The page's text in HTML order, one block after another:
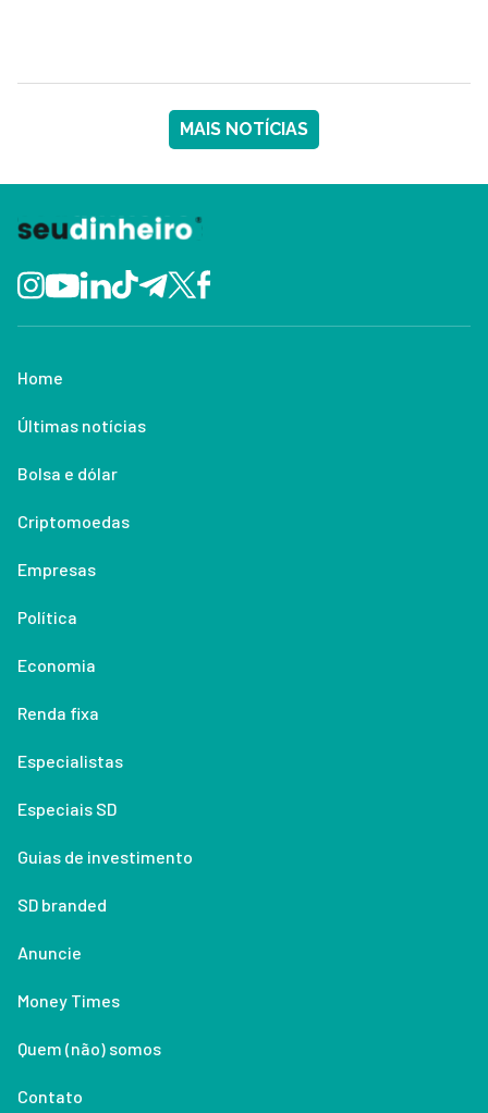
MAIS NOTÍCIAS
Home
Últimas notícias
Bolsa e dólar
Criptomoedas
Empresas
Política
Economia
Renda fixa
Especialistas
Especiais SD
Guias de investimento
SD branded
Anuncie
Money Times
Quem (não) somos
Contato